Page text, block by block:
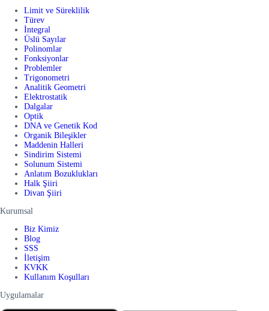
Limit ve Süreklilik
Türev
İntegral
Üslü Sayılar
Polinomlar
Fonksiyonlar
Problemler
Trigonometri
Analitik Geometri
Elektrostatik
Dalgalar
Optik
DNA ve Genetik Kod
Organik Bileşikler
Maddenin Halleri
Sindirim Sistemi
Solunum Sistemi
Anlatım Bozuklukları
Halk Şiiri
Divan Şiiri
Kurumsal
Biz Kimiz
Blog
SSS
İletişim
KVKK
Kullanım Koşulları
Uygulamalar